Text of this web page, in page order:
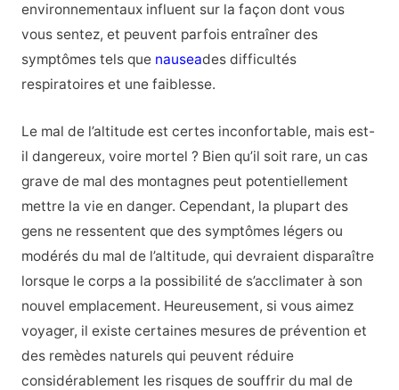
environnementaux influent sur la façon dont vous
vous sentez, et peuvent parfois entraîner des
symptômes tels que nauseades difficultés
respiratoires et une faiblesse.
Le mal de l’altitude est certes inconfortable, mais est-
il dangereux, voire mortel ? Bien qu’il soit rare, un cas
grave de mal des montagnes peut potentiellement
mettre la vie en danger. Cependant, la plupart des
gens ne ressentent que des symptômes légers ou
modérés du mal de l’altitude, qui devraient disparaître
lorsque le corps a la possibilité de s’acclimater à son
nouvel emplacement. Heureusement, si vous aimez
voyager, il existe certaines mesures de prévention et
des remèdes naturels qui peuvent réduire
considérablement les risques de souffrir du mal de